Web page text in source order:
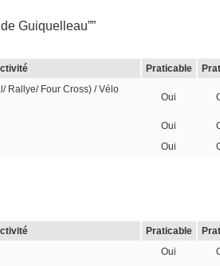
Guiquelleau””
Praticable
Rallye/ Four Cross) / Vélo
Oui
Oui
Oui
Praticable
Oui